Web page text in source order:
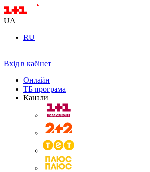
UA
RU
Вхід в кабінет
Онлайн
ТБ програма
Канали